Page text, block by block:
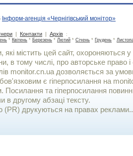
Інформ-агенція «Чернігівський монітор»
| Контакти | Архів :
* Квітень * Березень * Лютий * Січень * Грудень *
які містить цей сайт, охороняються у
в тому числі, про авторське право і
monitor.cn.ua дозволяється за
є гiперпосилання на
та гіперпосилання
другому абзаці тексту.
(PR) друкуються на правах реклами..